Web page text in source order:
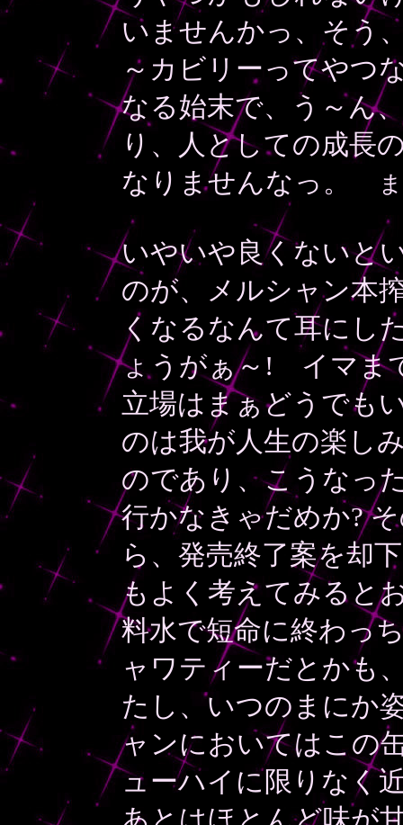
いませんかっ、そう
～カビリーってやつ
なる始末で、う～ん
り、人としての成長
なりませんなっ。
いやいや良くないと
のが、メルシャン本
くなるなんて耳にし
ょうがぁ～! イマま
立場はまぁどうでも
のは我が人生の楽し
のであり、こうなっ
行かなきゃだめか?
ら、発売終了案を却
もよく考えてみると
料水で短命に終わっ
ャワティーだとかも
たし、いつのまにか
ャンにおいてはこの
ューハイに限りなく